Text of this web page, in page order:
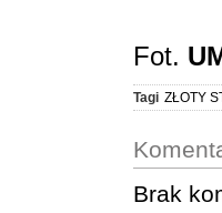
Fot.
Tagi ZŁOTY
Brak